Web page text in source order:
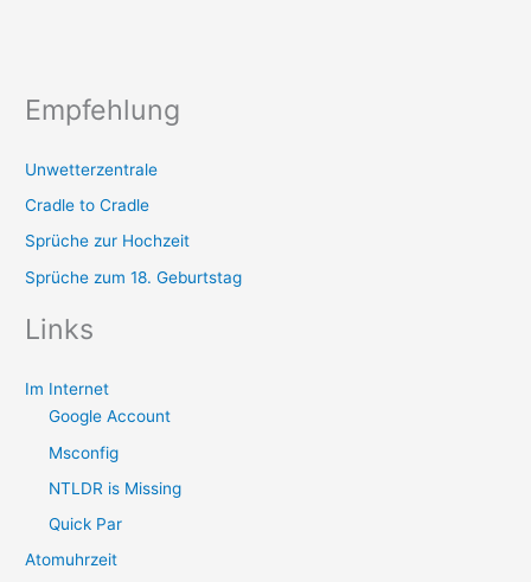
Empfehlung
Unwetterzentrale
Cradle to Cradle
Sprüche zur Hochzeit
Sprüche zum 18. Geburtstag
Links
Im Internet
Google Account
Msconfig
NTLDR is Missing
Quick Par
Atomuhrzeit